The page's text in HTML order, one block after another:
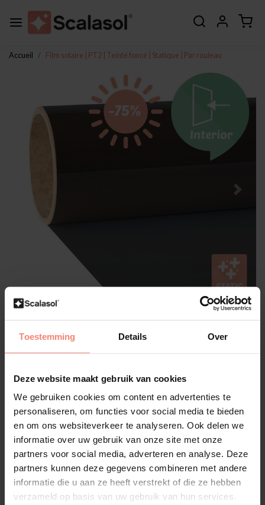
Toestemming Details Over
Deze website maakt gebruik van cookies
We gebruiken cookies om content en advertenties te
personaliseren, om functies voor social media te bieden
en om ons websiteverkeer te analyseren. Ook delen we
informatie over uw gebruik van onze site met onze
partners voor social media, adverteren en analyse. Deze
partners kunnen deze gegevens combineren met andere
informatie die u aan ze heeft verstrekt of die ze hebben
verzameld op basis van uw gebruik van hun services.
Accueil Film solaire | PT2 | Teinté foncé | Statique | Par rouleau
Page précédente Page
Scalasol®
Film solaire | PT2 | Teinté foncé |
Publiez votre propre évaluation
Légèrement teinté, reflété de l'extérieur
75% de réduction de la chaleur solaire
Statique (pas de couche collante) / réutilisable
Taille:*
Disponible